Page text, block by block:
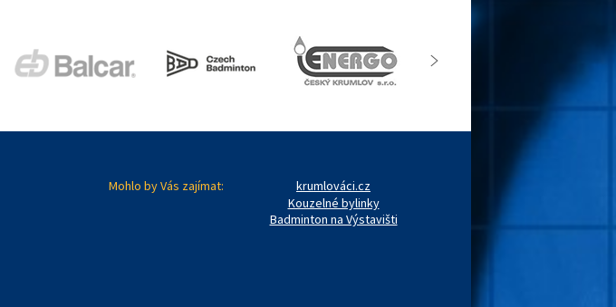
Mohlo by Vás zajímat:
krumlováci.cz
Kouzelné bylinky
Badminton na Výstavišti